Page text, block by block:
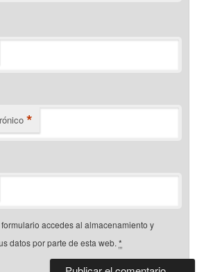
*
accedes al almacenamiento y
datos por parte de esta web.*